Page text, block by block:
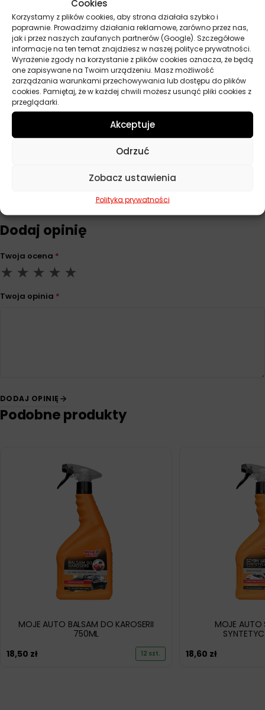
Cookies
Korzystamy z plików cookies, aby strona działała szybko i
poprawnie. Prowadzimy działania reklamowe, zarówno przez nas,
jak i przez naszych zaufanych partnerów (Google). Szczegółowe
informacje na ten temat znajdziesz w naszej polityce prywatności.
Wyrażenie zgody na korzystanie z plików cookies oznacza, że będą
one zapisywane na Twoim urządzeniu. Masz możliwość
zarządzania warunkami przechowywania lub dostępu do plików
cookies. Pamiętaj, że w każdej chwili możesz usunąć pliki cookies z
przeglądarki.
Akceptuje
Odrzuć
Zobacz ustawienia
Polityka prywatności
słonecznych. Dla optymalnej ochrony zaleca się powtarzanie
aplikacji co 2-3 miesiące lub po intensywnym użytkowaniu
pojazdu w trudnych warunkach.
Parametry techniczne
Pojemność 150 ml
Producent Autoland
Na razie nie ma opinii o produkcie.
Dodaj opinię
Twoja ocena *
Twoja opinia *
DODAJ OPINIĘ
Podobne produkty
MOJE AUTO BALSAM DO KAROSERII
750ML
18,50 zł 12 szt.
MOJE AUTO
18,60 zł